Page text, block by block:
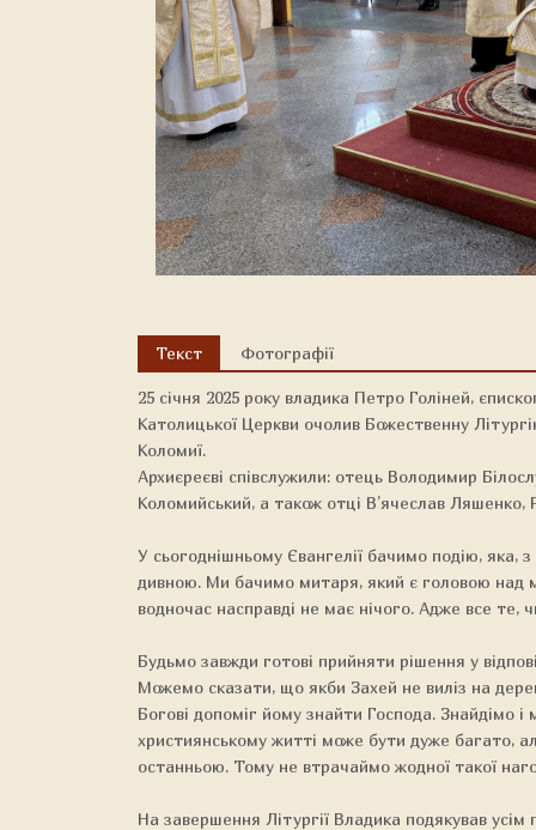
Текст Фотографії
25 січня 2025 року владика Петро Голіней,
Католицької Церкви очолив Божественну
Коломиї.
Архиєреєві співслужили: отець Володимир
Коломийський, а також отці В’ячеслав Ляшенко,
У сьогоднішньому Євангелії бачимо подію, яка,
дивною. Ми бачимо митаря, який є головою над
водночас насправді не має нічого. Адже все те,
Будьмо завжди готові прийняти рішення у
Можемо сказати, що якби Захей не виліз на
Богові допоміг йому знайти Господа. Знайдімо
християнському житті може бути дуже багато,
останньою. Тому не втрачаймо жодної такої
На завершення Літургії Владика подякував